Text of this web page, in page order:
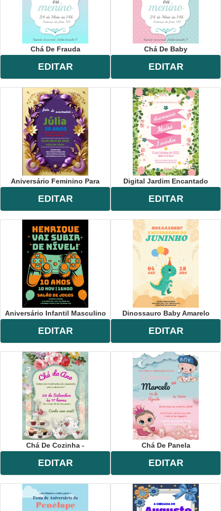
Chá De Frauda
EDITAR
Chá De Baby
EDITAR
Aniversário Feminino Para
EDITAR
Digital Jardim Encantado
EDITAR
Aniversário Infantil Masculino
EDITAR
Dinossauro Baby Amarelo
EDITAR
Chá De Cozinha -
EDITAR
Chá De Panela
EDITAR